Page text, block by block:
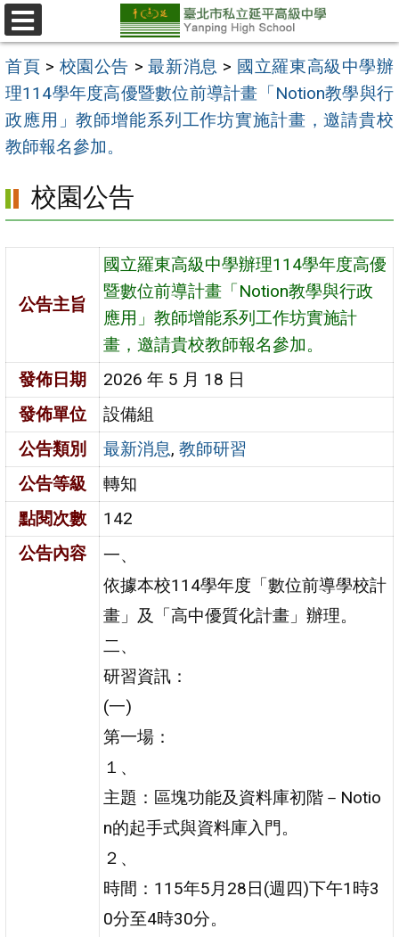
跳
至
主
要
內
容
選
單
首頁 > 校園公告 >最新消息 > 國立羅東高級中學辦
理114學年度高優暨數位前導計畫「Notion教學與行
政應用」教師增能系列工作坊實施計畫，邀請貴校
教師報名參加。
校園公告
公告主旨
國立羅東高級中學辦理114學年度高優
暨數位前導計畫「Notion教學與行政
應用」教師增能系列工作坊實施計
畫，邀請貴校教師報名參加。
發佈日期
2026 年 5 月 18 日
發佈單位
設備組
公告類別
最新消息,教師研習
公告等級
轉知
點閱次數
142
公告內容
一、
依據本校114學年度「數位前導學校計
畫」及「高中優質化計畫」辦理。
二、
研習資訊：
(一)
第一場：
１、
主題：區塊功能及資料庫初階－Notio
n的起手式與資料庫入門。
２、
時間：115年5月28日(週四)下午1時3
0分至4時30分。